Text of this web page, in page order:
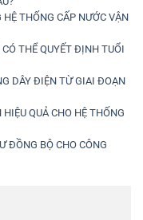
THỐNG CẤP NƯỚC VẬN
THỂ QUYẾT ĐỊNH TUỔI
DÂY ĐIỆN TỪ GIAI ĐOẠN
QUẢ CHO HỆ THỐNG
ĐỒNG BỘ CHO CÔNG